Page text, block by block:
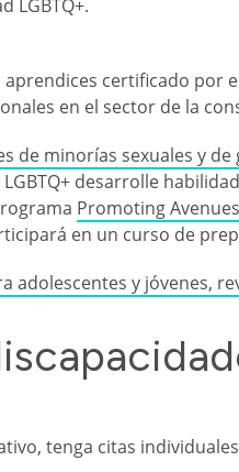
LGBTQ+.
certificado por
en el sector de la
de minorías sexuales y de
desarrolle
Promoting
en un curso de
adolescentes y jóvenes,
tenga citas